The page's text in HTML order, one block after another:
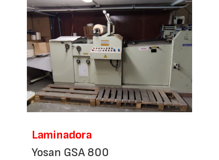
Laminadora
Yosan GSA 800